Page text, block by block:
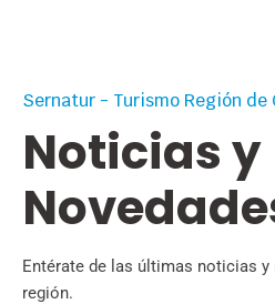
Sernatur - Turismo Región de
Noticias y
Entérate de las últimas noticias y
región.